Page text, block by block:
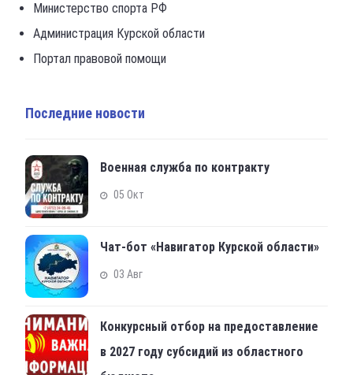
Министерство спорта РФ
Администрация Курской области
Портал правовой помощи
Последние новости
Военная служба по контракту
05 Окт
Чат-бот «Навигатор Курской области»
03 Авг
Конкурсный отбор на предоставление
в 2027 году субсидий из областного